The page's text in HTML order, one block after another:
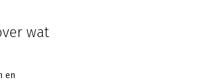
wat
en